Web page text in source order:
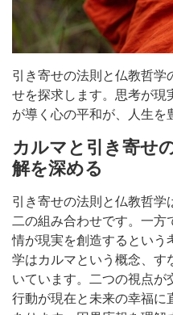
引き寄せの法則と仏教哲学
せを探求します。思考が現
が導く心の平和が、人生を
カルマと引き寄せ
解を深める
引き寄せの法則と仏教哲学
二の組み合わせです。一
情が現実を創造するという
学はカルマという概念、す
いています。二つの視点が
行動が現在と未来の幸福に